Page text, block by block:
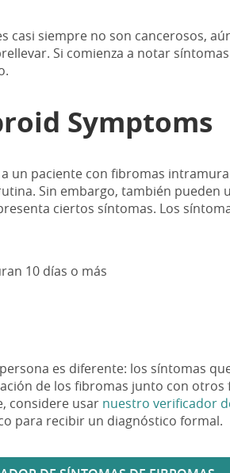
casi siempre no son cancerosos,
Si comienza a notar
Symptoms
un paciente con fibromas
Sin embargo, también pueden
ciertos síntomas. Los
10 días o más
es diferente: los síntomas
de los fibromas junto con otros
considere usar nuestro verificador
para recibir un diagnóstico formal.